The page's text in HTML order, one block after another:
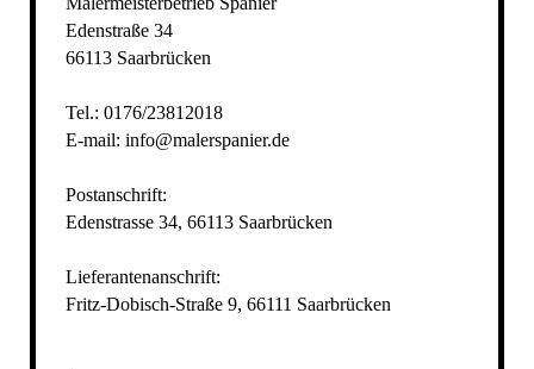
Edenstraße 34
66113 Saarbrücken
Tel.: 0176/23812018
E-mail: info@malerspanier.de
Postanschrift:
Edenstrasse 34, 66113 Saarbrücken
Lieferantenanschrift:
Fritz-Dobisch-Straße 9, 66111 Saarbrücken